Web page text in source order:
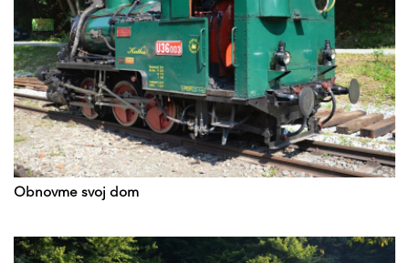
Obnovme svoj dom